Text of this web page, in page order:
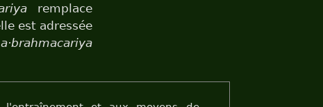
remplace
est adressée
a·brahmacariya